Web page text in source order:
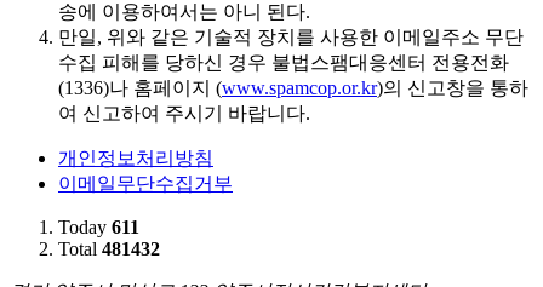
송에 이용하여서는 아니 된다.
만일, 위와 같은 기술적 장치를 사용한 이메일주소 무단
수집 피해를 당하신 경우 불법스팸대응센터 전용전화
(1336)나 홈페이지 (www.spamcop.or.kr)의 신고창을 통하
여 신고하여 주시기 바랍니다.
개인정보처리방침
이메일무단수집거부
Today 611
Total 481432